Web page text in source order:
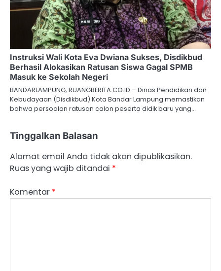
Instruksi Wali Kota Eva Dwiana Sukses, Disdikbud
Berhasil Alokasikan Ratusan Siswa Gagal SPMB
Masuk ke Sekolah Negeri
BANDARLAMPUNG, RUANGBERITA.CO.ID – Dinas Pendidikan dan
Kebudayaan (Disdikbud) Kota Bandar Lampung memastikan
bahwa persoalan ratusan calon peserta didik baru yang…
Tinggalkan Balasan
Alamat email Anda tidak akan dipublikasikan.
Ruas yang wajib ditandai *
Komentar *